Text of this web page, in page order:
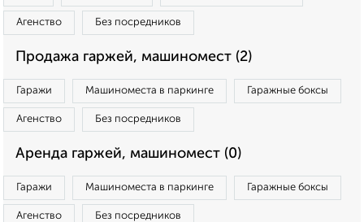
Агенство Без посредников
Продажа гаржей, машиномест (2)
Гаражи Машиноместа в паркинге Гаражные боксы
Агенство Без посредников
Аренда гаржей, машиномест (0)
Гаражи Машиноместа в паркинге Гаражные боксы
Агенство Без посредников